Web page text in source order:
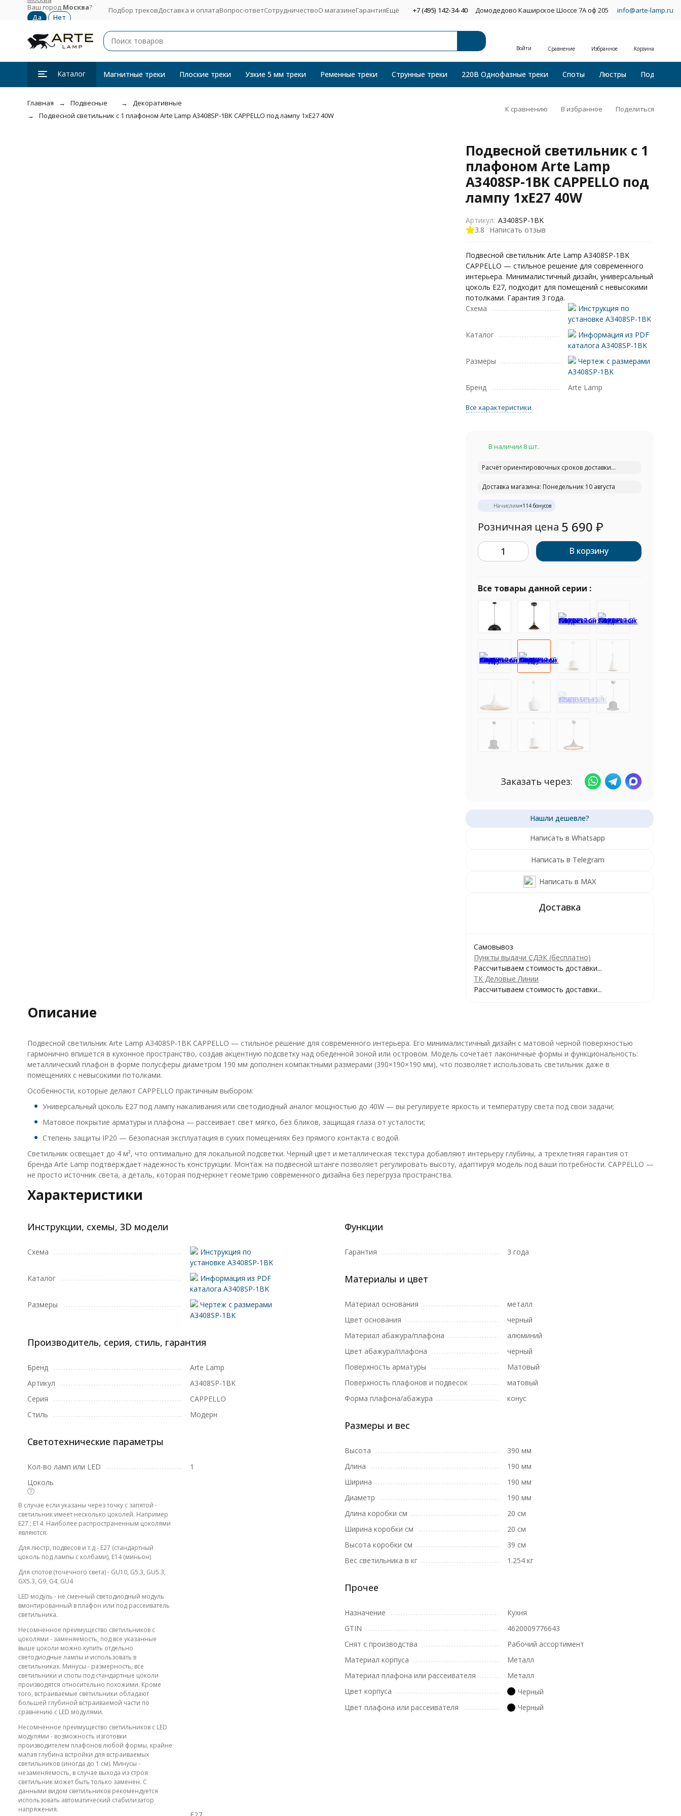
Ваш город Москва? Подбор трековДоставка и оплатаВопрос-ответСотрудничествоО магазинеГарантияЕщё +7 (495) 142-34-40 Домодедово Каширское Шоссе 7А оф 205 info@arte-lamp.ru
Войти Сравнение Избранное Корзина
Каталог Магнитные треки Плоские треки Узкие 5 мм треки Ременные треки Струнные треки 220В Однофазные треки Споты Люстры Подвесные
Главная Подвесные
Декоративные
Подвесной светильник с 1 плафоном Arte Lamp A3408SP-1BK CAPPELLO под лампу 1xE27 40W
К сравнению В избранное Поделиться
Подвесной светильник с 1
плафоном Arte Lamp
A3408SP-1BK CAPPELLO под
лампу 1xE27 40W
3.8 Написать отзыв
Артикул: A3408SP-1BK
Подвесной светильник Arte Lamp A3408SP-1BK
CAPPELLO — стильное решение для современного
интерьера. Минималистичный дизайн, универсальный
цоколь E27, подходит для помещений с невысокими
потолками. Гарантия 3 года.
Схема
Инструкция по
установке A3408SP-1BK
Каталог
Информация из PDF
каталога A3408SP-1BK
Размеры
Чертеж с размерами
A3408SP-1BK
Бренд
Arte Lamp
Все характеристики
В наличии 8 шт.
Расчёт ориентировочных сроков доставки...
Доставка магазина: Понедельник 10 августа
Начислим+114 бонусов
Розничная цена 5 690₽
В корзину
Все товары данной серии :
Заказать через:
Написать в Whatsapp
Написать в Telegram
Написать в MAX
Самовывоз
Пункты выдачи СДЭК (бесплатно)
Рассчитываем стоимость доставки...
ТК Деловые Линии
Рассчитываем стоимость доставки...
Описание
Подвесной светильник Arte Lamp A3408SP-1BK CAPPELLO — стильное решение для современного интерьера. Его минималистичный дизайн с матовой черной поверхностью
гармонично впишется в кухонное пространство, создав акцентную подсветку над обеденной зоной или островом. Модель сочетает лаконичные формы и функциональность:
металлический плафон в форме полусферы диаметром 190 мм дополнен компактными размерами (390×190×190 мм), что позволяет использовать светильник даже в
помещениях с невысокими потолками.
Особенности, которые делают CAPPELLO практичным выбором:
Универсальный цоколь E27 под лампу накаливания или светодиодный аналог мощностью до 40W — вы регулируете яркость и температуру света под свои задачи;
Матовое покрытие арматуры и плафона — рассеивает свет мягко, без бликов, защищая глаза от усталости;
Степень защиты IP20 — безопасная эксплуатация в сухих помещениях без прямого контакта с водой.
Светильник освещает до 4 м², что оптимально для локальной подсветки. Черный цвет и металлическая текстура добавляют интерьеру глубины, а трехлетняя гарантия от
бренда Arte Lamp подтверждает надежность конструкции. Монтаж на подвесной штанге позволяет регулировать высоту, адаптируя модель под ваши потребности. CAPPELLO —
не просто источник света, а деталь, которая подчеркнет геометрию современного дизайна без перегруза пространства.
Характеристики
Инструкции, схемы, 3D модели
Схема
Инструкция по
установке A3408SP-1BK
Каталог
Информация из PDF
каталога A3408SP-1BK
Размеры
Чертеж с размерами
A3408SP-1BK
Производитель, серия, стиль, гарантия
Бренд
Arte Lamp
Артикул
A3408SP-1BK
Серия
CAPPELLO
Стиль
Модерн
Светотехнические параметры
Кол-во ламп или LED
1
Цоколь
В случае если указаны через точку с запятой -
светильник имеет несколько цоколей. Например
E27 ; E14. Наиболее распространенным цоколями
являются:
Для люстр, подвесов и т.д - E27 (стандартный
цоколь под лампы с колбами), E14 (миньон)
Для спотов (точечного света) - GU10, G5.3, GU5.3,
GX5.3, G9, G4, GU4
LED модуль - не сменный светодиодный модуль
вмонтированный в плафон или под рассеиватель
светильника.
Несомненное преимущество светильников с
цоколями - заменяемость, под все указанные
выше цоколи можно купить отдельно
светодиодные лампы и использовать в
светильниках. Минусы - размерность, все
светильники и споты под стандартные цоколи
производятся относительно похожими. Кроме
того, встраиваемые светильники обладают
большей глубиной встраиваемой части по
сравнению с LED модулями.
Несомненное преимущество светильников с LED
модулями - возможность изготовки
производителем плафонов любой формы, крайне
малая глубина встройки для встраиваемых
светильников (иногда до 1 см). Минусы -
незаменяемость, в случае выхода из строя
светильник может быть только заменен. С
данными видом светильников рекомендуется
использовать автоматический стабилизатор
напряжения.
Функции
Гарантия 3 года
Материалы и цвет
Материал основания
металл
Цвет основания
черный
Материал абажура/плафона
алюминий
Цвет абажура/плафона
черный
Поверхность арматуры
Матовый
Поверхность плафонов и подвесок
матовый
Форма плафона/абажура
конус
Размеры и вес
Высота
390 мм
Длина
190 мм
Ширина
190 мм
Диаметр
190 мм
Длина коробки см
20 см
Ширина коробки см
20 см
Высота коробки см
39 см
Вес светильника в кг
1.254 кг
Прочее
Назначение
Кухня
GTIN
4620009776643
Снят с производства
Рабочий ассортимент
Материал корпуса
Металл
Материал плафона или рассеивателя
Металл
Цвет корпуса
Черный
Цвет плафона или рассеивателя
Черный